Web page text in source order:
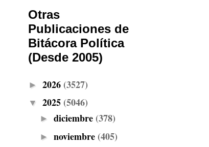
Otras
Publicaciones de
Bitácora Política
(Desde 2005)
► 2026 (3527)
▼ 2025 (5046)
► diciembre (378)
► noviembre (405)